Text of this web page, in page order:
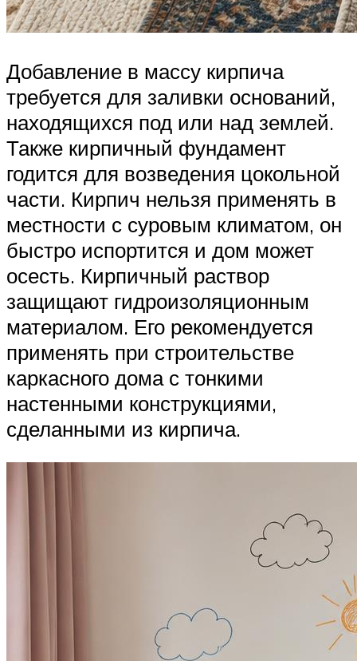
Добавление в массу кирпича
требуется для заливки оснований,
находящихся под или над землей.
Также кирпичный фундамент
годится для возведения цокольной
части. Кирпич нельзя применять в
местности с суровым климатом, он
быстро испортится и дом может
осесть. Кирпичный раствор
защищают гидроизоляционным
материалом. Его рекомендуется
применять при строительстве
каркасного дома с тонкими
настенными конструкциями,
сделанными из кирпича.